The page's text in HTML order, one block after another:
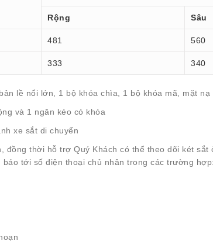
Rộng Sâu
481 560
333 340
lề nổi lớn, 1 bộ khóa chìa, 1 bộ khóa mã, mặt nạ
và 1 ngăn kéo có khóa
xe sắt di chuyển
đồng thời hỗ trợ Quý Khách có thể theo dõi két
tới số điện thoại chủ nhân trong các trường hợp: